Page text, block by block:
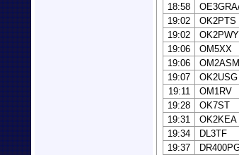
18:58
19:02
OK2PTS
19:02
OK2PWY
19:06
OM5XX
19:06
OM2ASM
19:07
OK2USG
19:11
OM1RV
19:28
OK7ST
19:31
OK2KEA
19:34
DL3TF
19:37